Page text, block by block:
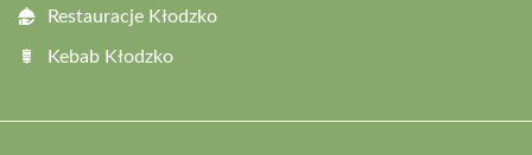
Restauracje Kłodzko
Kebab Kłodzko